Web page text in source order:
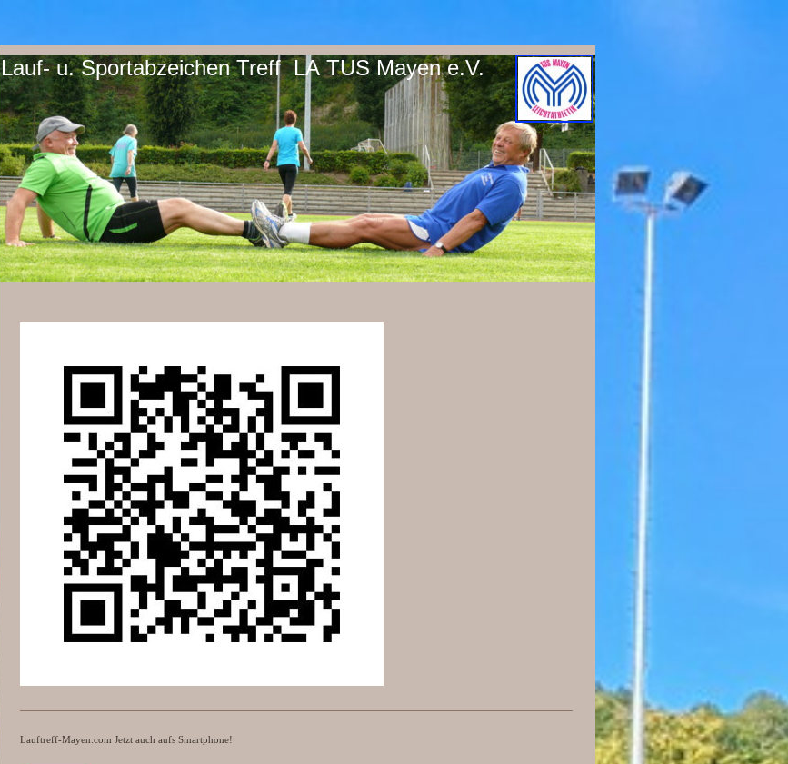
Lauf- u. Sportabzeichen Treff LA TUS Mayen e.V.
Lauftreff-Mayen.com Jetzt auch aufs Smartphone!